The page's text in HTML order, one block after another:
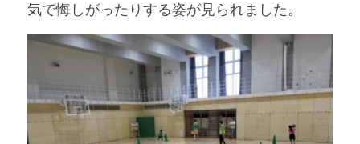
気で悔しがったりする姿が見られました。